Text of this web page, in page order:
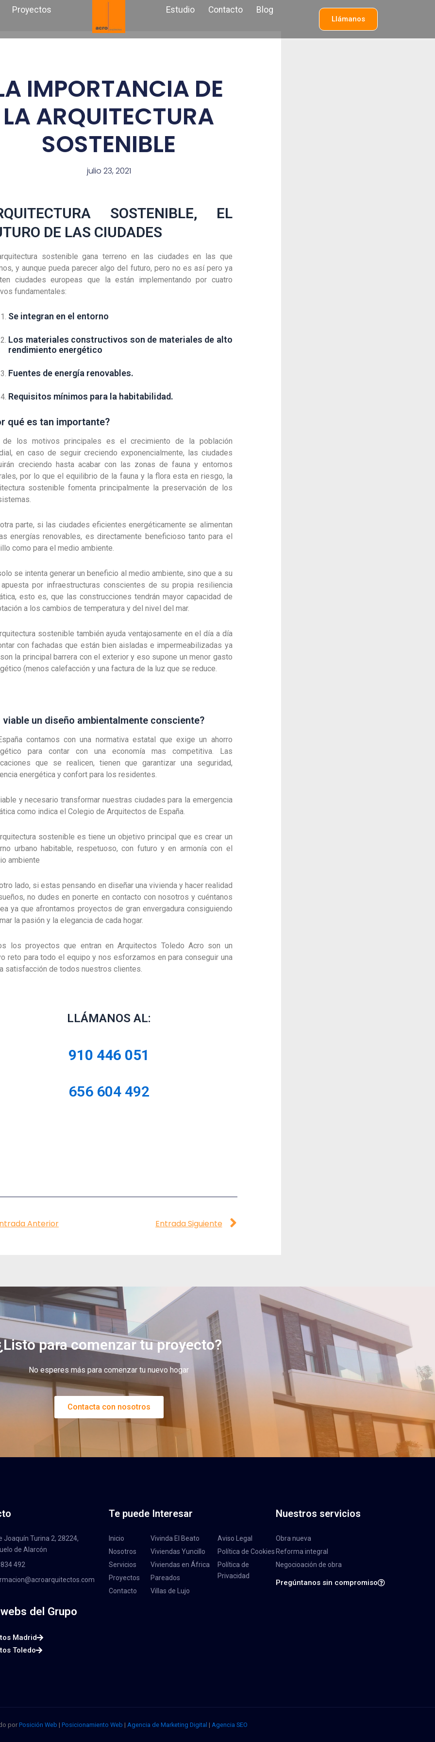
Proyectos Estudio Contacto Blog
Llámanos
IMPORTANCIA DE
LA ARQUITECTURA
SOSTENIBLE
julio 23, 2021
SOSTENIBLE, EL
DE LAS CIUDADES
sostenible gana terreno en las ciudades en las que
y aunque pueda parecer algo del futuro, pero no es así pero ya
ciudades europeas que la están implementando por cuatro
fundamentales:
Se integran en el entorno
Los materiales constructivos son de materiales de alto
rendimiento energético
Fuentes de energía renovables.
Requisitos mínimos para la habitabilidad.
qué es tan importante?
de los motivos principales es el crecimiento de la población
en caso de seguir creciendo exponencialmente, las ciudades
creciendo hasta acabar con las zonas de fauna y entornos
por lo que el equilibrio de la fauna y la flora esta en riesgo, la
sostenible fomenta principalmente la preservación de los
parte, si las ciudades eficientes energéticamente se alimentan
energías renovables, es directamente beneficioso tanto para el
como para el medio ambiente.
se intenta generar un beneficio al medio ambiente, sino que a su
por infraestructuras conscientes de su propia resiliencia
esto es, que las construcciones tendrán mayor capacidad de
a los cambios de temperatura y del nivel del mar.
sostenible también ayuda ventajosamente en el día a día
con fachadas que están bien aisladas e impermeabilizadas ya
la principal barrera con el exterior y eso supone un menor gasto
(menos calefacción y una factura de la luz que se reduce.
viable un diseño ambientalmente consciente?
contamos con una normativa estatal que exige un ahorro
para contar con una economía mas competitiva. Las
que se realicen, tienen que garantizar una seguridad,
energética y confort para los residentes.
y necesario transformar nuestras ciudades para la emergencia
como indica el Colegio de Arquitectos de España.
sostenible es tiene un objetivo principal que es crear un
urbano habitable, respetuoso, con futuro y en armonía con el
ambiente
lado, si estas pensando en diseñar una vivienda y hacer realidad
no dudes en ponerte en contacto con nosotros y cuéntanos
ya que afrontamos proyectos de gran envergadura consiguiendo
la pasión y la elegancia de cada hogar.
los proyectos que entran en Arquitectos Toledo Acro son un
reto para todo el equipo y nos esforzamos en para conseguir una
satisfacción de todos nuestros clientes.
LLÁMANOS AL:
910 446 051
656 604 492
Anterior Entrada Siguiente
Siguiente
para comenzar tu proyecto?
No esperes más para comenzar tu nuevo hogar
Contacta con nosotros
Joaquín Turina 2, 28224,
de Alarcón
492
del Grupo
Madrid
Toledo
Te puede Interesar
Inicio
Nosotros
Servicios
Proyectos
Contacto
Vivinda El Beato
Viviendas Yuncillo
Viviendas en África
Pareados
Villas de Lujo
Aviso Legal
Política de Cookies
Política de
Privacidad
Nuestros servicios
Obra nueva
Reforma integral
Negocioación de obra
Pregúntanos sin compromiso
por Posición Web | Posicionamiento Web | Agencia de Marketing Digital | Agencia SEO